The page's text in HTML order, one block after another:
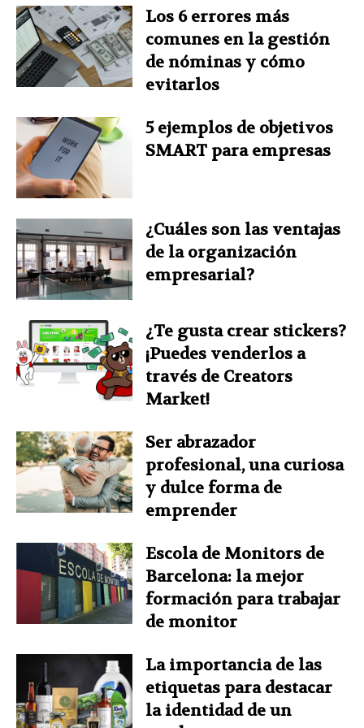
Los 6 errores más
comunes en la gestión
de nóminas y cómo
evitarlos
5 ejemplos de objetivos
SMART para empresas
¿Cuáles son las ventajas
de la organización
empresarial?
¿Te gusta crear stickers?
¡Puedes venderlos a
través de Creators
Market!
Ser abrazador
profesional, una curiosa
y dulce forma de
emprender
Escola de Monitors de
Barcelona: la mejor
formación para trabajar
de monitor
La importancia de las
etiquetas para destacar
la identidad de un